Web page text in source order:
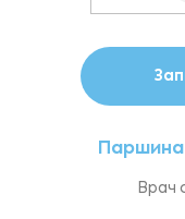
Врач